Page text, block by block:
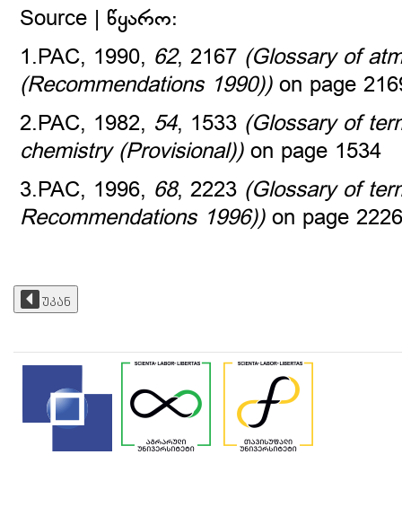
Source | წყარო:
1.PAC, 1990, 62, 2167 (Glossary of
(Recommendations 1990)) on page
2.PAC, 1982, 54, 1533 (Glossary of
chemistry (Provisional)) on page 1534
3.PAC, 1996, 68, 2223 (Glossary of
Recommendations 1996)) on page 2226
უკან